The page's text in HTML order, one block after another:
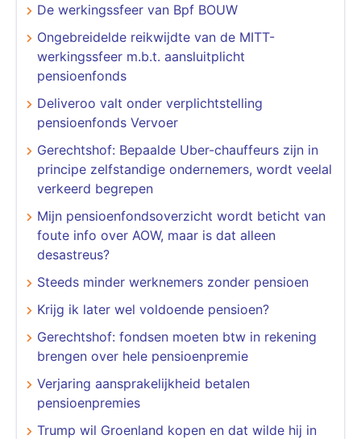
De werkingssfeer van Bpf BOUW
Ongebreidelde reikwijdte van de MITT-
werkingssfeer m.b.t. aansluitplicht
pensioenfonds
Deliveroo valt onder verplichtstelling
pensioenfonds Vervoer
Gerechtshof: Bepaalde Uber-chauffeurs zijn in
principe zelfstandige ondernemers, wordt veelal
verkeerd begrepen
Mijn pensioenfondsoverzicht wordt beticht van
foute info over AOW, maar is dat alleen
desastreus?
Steeds minder werknemers zonder pensioen
Krijg ik later wel voldoende pensioen?
Gerechtshof: fondsen moeten btw in rekening
brengen over hele pensioenpremie
Verjaring aansprakelijkheid betalen
pensioenpremies
Trump wil Groenland kopen en dat wilde hij in